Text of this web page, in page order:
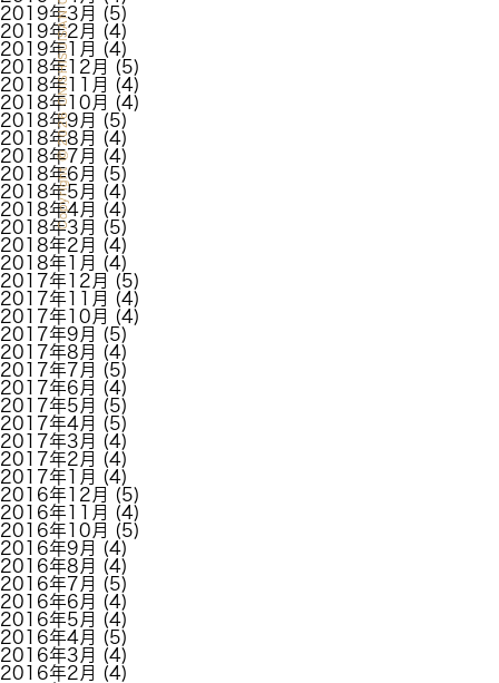
2019年3月
(5)
2019年2月
(4)
2019年1月
(4)
2018年12月
(5)
2018年11月
(4)
2018年10月
(4)
2018年9月
(5)
2018年8月
(4)
2018年7月
(4)
2018年6月
(5)
2018年5月
(4)
2018年4月
(4)
2018年3月
(5)
2018年2月
(4)
2018年1月
(4)
2017年12月
(5)
2017年11月
(4)
2017年10月
(4)
2017年9月
(5)
2017年8月
(4)
2017年7月
(5)
2017年6月
(4)
2017年5月
(5)
2017年4月
(5)
2017年3月
(4)
2017年2月
(4)
2017年1月
(4)
2016年12月
(5)
2016年11月
(4)
2016年10月
(5)
2016年9月
(4)
2016年8月
(4)
2016年7月
(5)
2016年6月
(4)
2016年5月
(4)
2016年4月
(5)
2016年3月
(4)
2016年2月
(4)
Copyright